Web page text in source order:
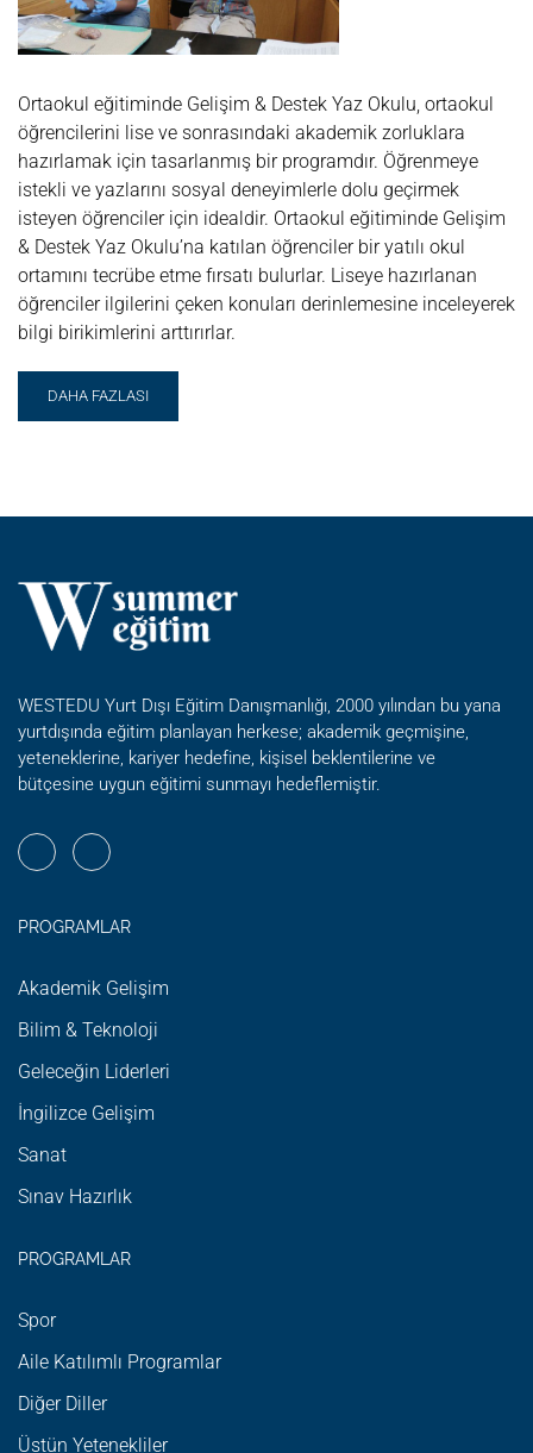
Ortaokul eğitiminde Gelişim & Destek Yaz Okulu, ortaokul
öğrencilerini lise ve sonrasındaki akademik zorluklara
hazırlamak için tasarlanmış bir programdır. Öğrenmeye
istekli ve yazlarını sosyal deneyimlerle dolu geçirmek
isteyen öğrenciler için idealdir. Ortaokul eğitiminde Gelişim
& Destek Yaz Okulu’na katılan öğrenciler bir yatılı okul
ortamını tecrübe etme fırsatı bulurlar. Liseye hazırlanan
öğrenciler ilgilerini çeken konuları derinlemesine inceleyerek
bilgi birikimlerini arttırırlar.
READ
MORE
&
OKULU
DAHA FAZLASI
WESTEDU Yurt Dışı Eğitim Danışmanlığı, 2000 yılından bu yana
yurtdışında eğitim planlayan herkese; akademik geçmişine,
yeteneklerine, kariyer hedefine, kişisel beklentilerine ve
bütçesine uygun eğitimi sunmayı hedeflemiştir.
PROGRAMLAR
Akademik Gelişim
Bilim & Teknoloji
Geleceğin Liderleri
İngilizce Gelişim
Sanat
Sınav Hazırlık
PROGRAMLAR
Spor
Aile Katılımlı Programlar
Diğer Diller
Üstün Yetenekliler